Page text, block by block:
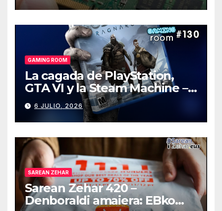
GAMING ROOM
La cagada de PlayStation,
GTA VI y la Steam Machine –
Gaming Room #130
6 JULIO, 2026
SAREAN ZEHAR
Sarean Zehar 420 –
Denboraldi amaiera: EBko